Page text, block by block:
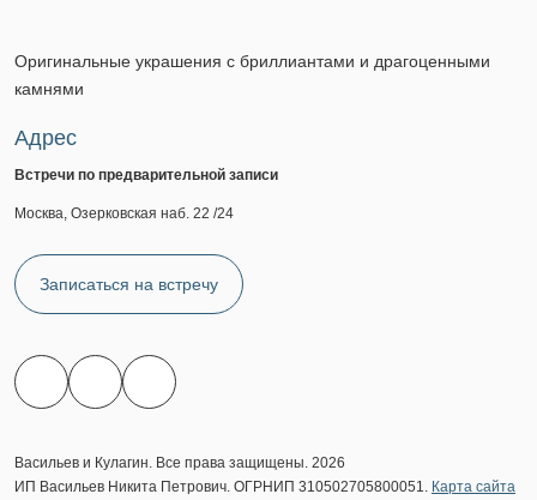
Оригинальные украшения с бриллиантами и драгоценными
камнями
Адрес
Встречи по предварительной записи
Москва, Озерковская наб. 22 /24
Записаться на встречу
Васильев и Кулагин. Все права защищены. 2026
ИП Васильев Никита Петрович. ОГРНИП 310502705800051. Карта сайта